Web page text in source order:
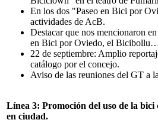
En los dos "Paseo en Bici por
actividades de AcB.
Destacar que nos mencionaron
en Bici por Oviedo, el
22 de septiembre: Amplio
catálogo por el concejo.
Aviso de las reuniones del GT a
Línea 3: Promoción del uso de la bici
en ciudad.